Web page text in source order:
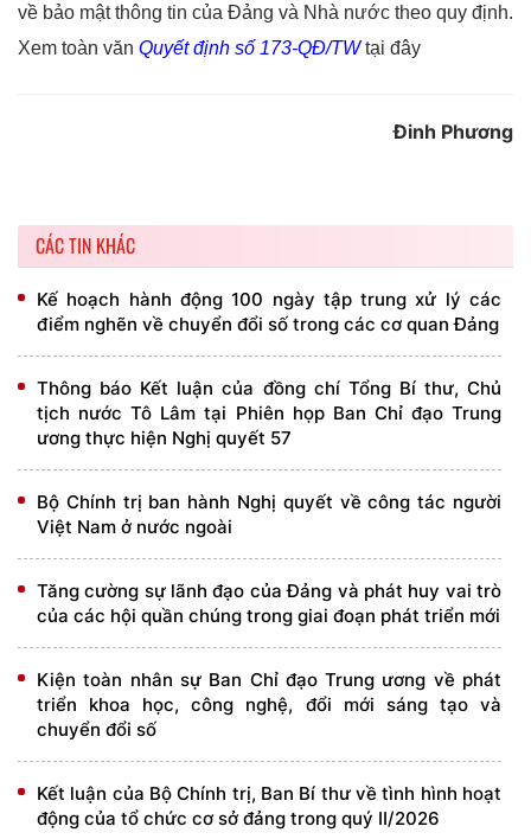
về bảo mật thông tin của Đảng và Nhà nước theo quy định.
Xem toàn văn Quyết định số 173-QĐ/TWtại đây
Đinh Phương
CÁC TIN KHÁC
Kế hoạch hành động 100 ngày tập trung xử lý các
điểm nghẽn về chuyển đổi số trong các cơ quan Đảng
Thông báo Kết luận của đồng chí Tổng Bí thư, Chủ
tịch nước Tô Lâm tại Phiên họp Ban Chỉ đạo Trung
ương thực hiện Nghị quyết 57
Bộ Chính trị ban hành Nghị quyết về công tác người
Việt Nam ở nước ngoài
Tăng cường sự lãnh đạo của Đảng và phát huy vai trò
của các hội quần chúng trong giai đoạn phát triển mới
Kiện toàn nhân sự Ban Chỉ đạo Trung ương về phát
triển khoa học, công nghệ, đổi mới sáng tạo và
chuyển đổi số
Kết luận của Bộ Chính trị, Ban Bí thư về tình hình hoạt
động của tổ chức cơ sở đảng trong quý II/2026